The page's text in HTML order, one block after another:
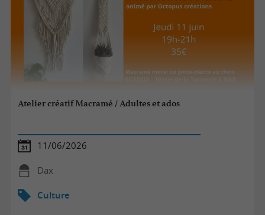
Atelier créatif Macramé / Adultes et ados
11/06/2026
Dax
Culture